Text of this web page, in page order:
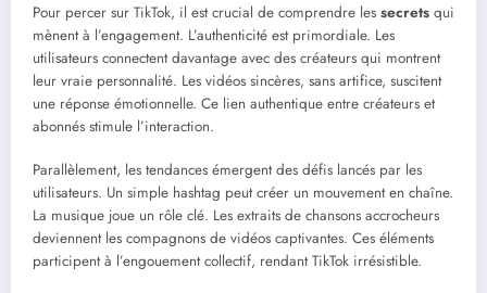
Pour percer sur TikTok, il est crucial de comprendre les secrets qui
mènent à l’engagement. L’authenticité est primordiale. Les
utilisateurs connectent davantage avec des créateurs qui montrent
leur vraie personnalité. Les vidéos sincères, sans artifice, suscitent
une réponse émotionnelle. Ce lien authentique entre créateurs et
abonnés stimule l’interaction.
Parallèlement, les tendances émergent des défis lancés par les
utilisateurs. Un simple hashtag peut créer un mouvement en chaîne.
La musique joue un rôle clé. Les extraits de chansons accrocheurs
deviennent les compagnons de vidéos captivantes. Ces éléments
participent à l’engouement collectif, rendant TikTok irrésistible.